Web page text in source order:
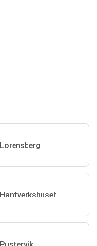
Lorensberg
Hantverkshuset
Pustervik